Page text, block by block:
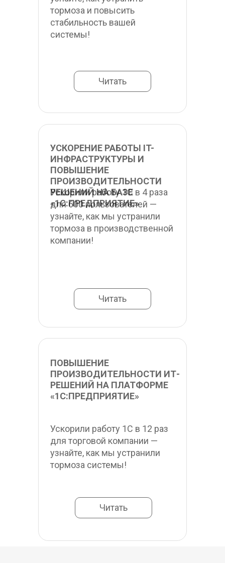
Читать
тормоза и повысить
стабильность вашей
системы!
Читать
УСКОРЕНИЕ РАБОТЫ IT-
ИНФРАСТРУКТУРЫ И
ПОВЫШЕНИЕ
ПРОИЗВОДИТЕЛЬНОСТИ
РЕШЕНИЙ НА БАЗЕ
«1С:ПРЕДПРИЯТИЕ»
Ускорили работу 1С в 4 раза
для 600 пользователей —
узнайте, как мы устранили
тормоза в производственной
компании!
Читать
ПОВЫШЕНИЕ
ПРОИЗВОДИТЕЛЬНОСТИ ИТ-
РЕШЕНИЙ НА ПЛАТФОРМЕ
«1С:ПРЕДПРИЯТИЕ»
Ускорили работу 1С в 12 раз
для торговой компании —
узнайте, как мы устранили
тормоза системы!